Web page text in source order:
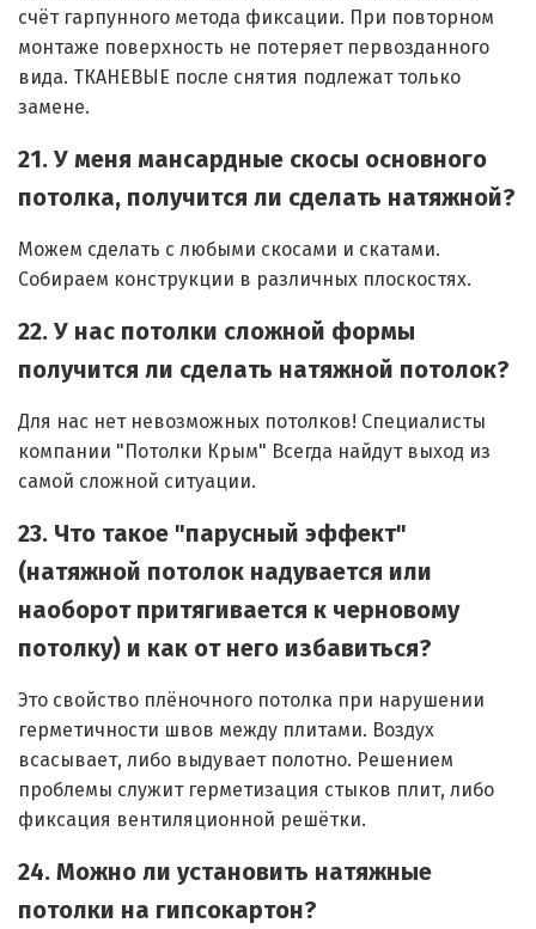
счёт гарпунного метода фиксации. При повторном
монтаже поверхность не потеряет первозданного
вида. ТКАНЕВЫЕ после снятия подлежат только
замене.
21. У меня мансардные скосы основного
потолка, получится ли сделать натяжной?
Можем сделать с любыми скосами и скатами.
Собираем конструкции в различных плоскостях.
22. У нас потолки сложной формы
получится ли сделать натяжной потолок?
Для нас нет невозможных потолков! Специалисты
компании "Потолки Крым" Всегда найдут выход из
самой сложной ситуации.
23. Что такое "парусный эффект"
(натяжной потолок надувается или
наоборот притягивается к черновому
потолку) и как от него избавиться?
Это свойство плёночного потолка при нарушении
герметичности швов между плитами. Воздух
всасывает, либо выдувает полотно. Решением
проблемы служит герметизация стыков плит, либо
фиксация вентиляционной решётки.
24. Можно ли установить натяжные
потолки на гипсокартон?